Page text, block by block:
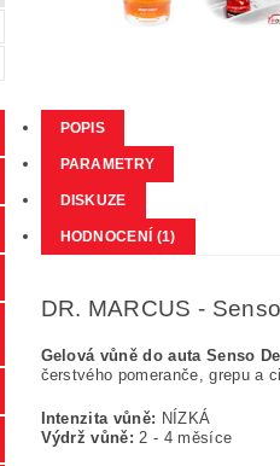
POPIS
PARAMETRY
DISKUZE
HODNOCENÍ (1)
DR. MARCUS -
Gelová vůně do auta Senso
čerstvého pomeranče, grepu a
Intenzita vůně: NÍZKÁ
Výdrž vůně:2 - 4 měsíce